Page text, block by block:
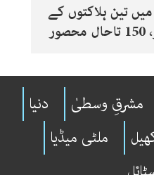
تین ہلاکتوں کے
مشرقِ وسطیٰ
دنیا
ملٹی میڈیا